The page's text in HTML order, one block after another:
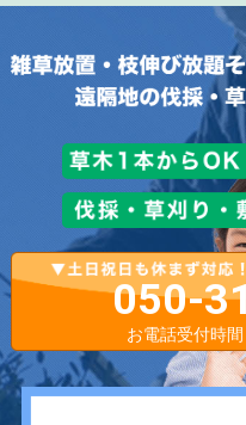
050-
お電話受付時